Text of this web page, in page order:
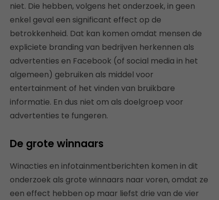
niet. Die hebben, volgens het onderzoek, in geen
enkel geval een significant effect op de
betrokkenheid. Dat kan komen omdat mensen de
expliciete branding van bedrijven herkennen als
advertenties en Facebook (of social media in het
algemeen) gebruiken als middel voor
entertainment of het vinden van bruikbare
informatie. En dus niet om als doelgroep voor
advertenties te fungeren.
De grote winnaars
Winacties en infotainmentberichten komen in dit
onderzoek als grote winnaars naar voren, omdat ze
een effect hebben op maar liefst drie van de vier